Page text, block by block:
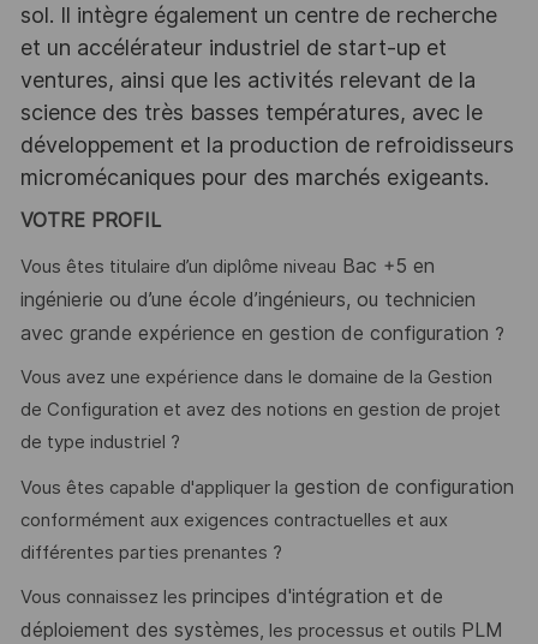
sol. Il intègre également un centre de recherche
et un accélérateur industriel de start-up et
ventures, ainsi que les activités relevant de la
science des très basses températures, avec le
développement et la production de refroidisseurs
micromécaniques pour des marchés exigeants.
VOTRE PROFIL
Vous êtes titulaire d’un diplôme niveau Bac +5 en
ingénierie ou d’une école d’ingénieurs, ou technicien
avec grande expérience en gestion de configuration ?
Vous avez une expérience dans le domaine de la Gestion
de Configuration et avez des notions en gestion de projet
de type industriel ?
Vous êtes capable d'appliquer la gestion de configuration
conformément aux exigences contractuelles et aux
différentes parties prenantes ?
Vous connaissez les principes d'intégration et de
déploiement des systèmes, les processus et outils PLM